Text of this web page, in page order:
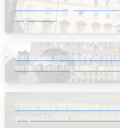
Assunzioni dirigenti
importante
Personale scolastico
note le sedi disponibili e